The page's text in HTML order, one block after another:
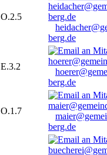
O.2.5
berg.de
E.3.2
berg.de
O.1.7
berg.de